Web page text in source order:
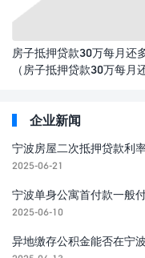
房子抵押贷款30万每月还
（房子抵押贷款30万每月
企业新闻
宁波房屋二次抵押贷款利
2025-06-21
宁波单身公寓首付款一般
2025-06-10
异地缴存公积金能否在宁